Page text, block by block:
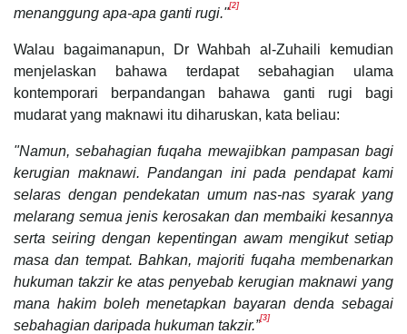
menanggung apa-apa ganti rugi."[2]
Walau bagaimanapun, Dr Wahbah al-Zuhaili kemudian
menjelaskan bahawa terdapat sebahagian ulama
kontemporari berpandangan bahawa ganti rugi bagi
mudarat yang maknawi itu diharuskan, kata beliau:
"Namun, sebahagian fuqaha mewajibkan pampasan bagi
kerugian maknawi. Pandangan ini pada pendapat kami
selaras dengan pendekatan umum nas-nas syarak yang
melarang semua jenis kerosakan dan membaiki kesannya
serta seiring dengan kepentingan awam mengikut setiap
masa dan tempat. Bahkan, majoriti fuqaha membenarkan
hukuman takzir ke atas penyebab kerugian maknawi yang
mana hakim boleh menetapkan bayaran denda sebagai
sebahagian daripada hukuman takzir.”[3]